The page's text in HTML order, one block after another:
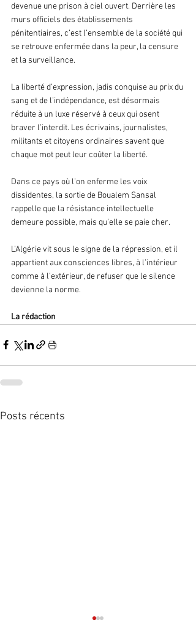
devenue une prison à ciel ouvert. Derrière les
murs officiels des établissements
pénitentiaires, c’est l’ensemble de la société qui
se retrouve enfermée dans la peur, la censure
et la surveillance.
La liberté d’expression, jadis conquise au prix du
sang et de l’indépendance, est désormais
réduite à un luxe réservé à ceux qui osent
braver l’interdit. Les écrivains, journalistes,
militants et citoyens ordinaires savent que
chaque mot peut leur coûter la liberté.
Dans ce pays où l’on enferme les voix
dissidentes, la sortie de Boualem Sansal
rappelle que la résistance intellectuelle
demeure possible, mais qu’elle se paie cher.
L’Algérie vit sous le signe de la répression, et il
appartient aux consciences libres, à l’intérieur
comme à l’extérieur, de refuser que le silence
devienne la norme.
La rédaction
Posts récents